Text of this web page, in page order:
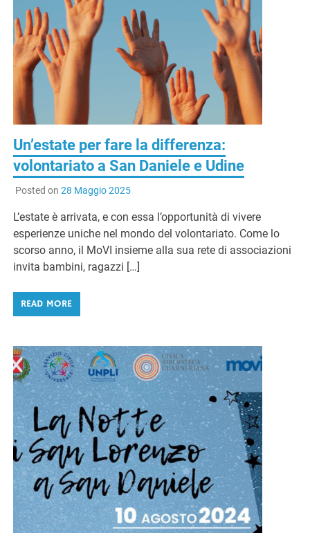
Un’estate per fare la differenza:
volontariato a San Daniele e Udine
Posted on 28 Maggio 2025
L’estate è arrivata, e con essa l’opportunità di vivere
esperienze uniche nel mondo del volontariato. Come lo
scorso anno, il MoVI insieme alla sua rete di associazioni
invita bambini, ragazzi […]
READ MORE